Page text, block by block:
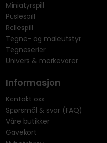
Miniatyrspill
Puslespill
Rollespill
Tegne- og maleutstyr
Tegneserier
Univers & merkevarer
Informasjon
Kontakt oss
Spørsmål & svar (FAQ)
Våre butikker
Gavekort